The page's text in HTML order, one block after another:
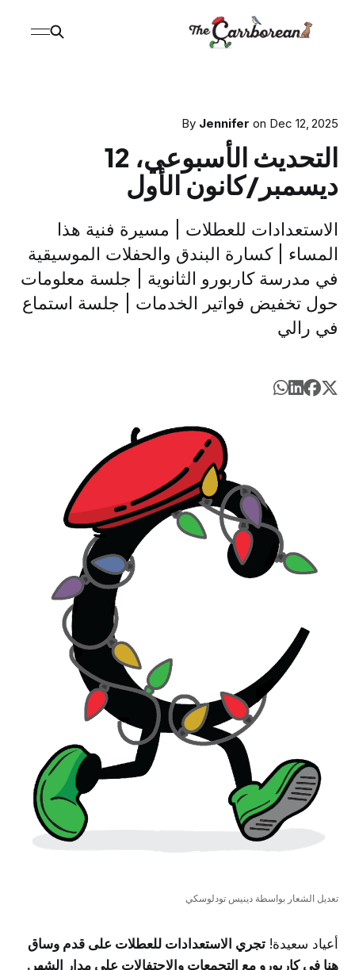
By Jennifer on Dec 12, 2025
التحديث الأسبوعي، 12
ديسمبر/كانون الأول
الاستعدادات للعطلات | مسيرة فنية هذا
المساء | كسارة البندق والحفلات الموسيقية
في مدرسة كاربورو الثانوية | جلسة معلومات
حول تخفيض فواتير الخدمات | جلسة استماع
في رالي
تعديل الشعار بواسطة دينيس تودلوسكي
أعياد سعيدة! تجري الاستعدادات للعطلات على قدم وساق
هنا في كاربورو مع التجمعات والاحتفالات على مدار الشهر.